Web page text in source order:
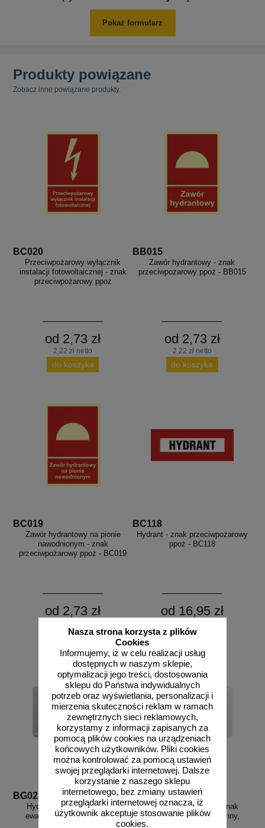
Nasza strona korzysta z plików
Cookies
Informujemy, iż w celu realizacji usług
dostępnych w naszym sklepie,
optymalizacji jego treści, dostosowania
sklepu do Państwa indywidualnych
potrzeb oraz wyświetlania, personalizacji i
mierzenia skuteczności reklam w ramach
zewnętrznych sieci reklamowych,
korzystamy z informacji zapisanych za
pomocą plików cookies na urządzeniach
końcowych użytkowników. Pliki cookies
można kontrolować za pomocą ustawień
swojej przeglądarki internetowej. Dalsze
korzystanie z naszego sklepu
internetowego, bez zmiany ustawień
przeglądarki internetowej oznacza, iż
użytkownik akceptuje stosowanie plików
cookies.
Pokaż formularz
Produkty powiązane
Zobacz inne powiązane produkty.
BC020
Przeciwpożarowy wyłącznik
instalacji fotowoltaicznej - znak
przeciwpożarowy ppoż
od 2,73 zł
2,22 zł netto
do koszyka
BB015
Zawór hydrantowy - znak
przeciwpożarowy ppoż - BB015
od 2,73 zł
2,22 zł netto
do koszyka
BC019
Zawór hydrantowy na pionie
nawodnionym - znak
przeciwpożarowy ppoż - BC019
od 2,73 zł
do koszyka
BC118
Hydrant - znak przeciwpożarowy
ppoż - BC118
od 16,95 zł
do koszyka
BG021
Hydrant wewnętrzny - znak
ewakuacyjny, przestrzenny,
BG022
Hydrant wewnętrzny - znak
ewakuacyjny, przestrzenny,